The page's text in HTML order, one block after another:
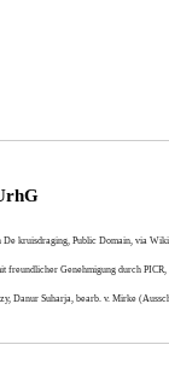
De kruisdraging, Public Domain, via
freundlicher Genehmigung durch PICR,
, Danur Suharja, bearb. v. Mirke